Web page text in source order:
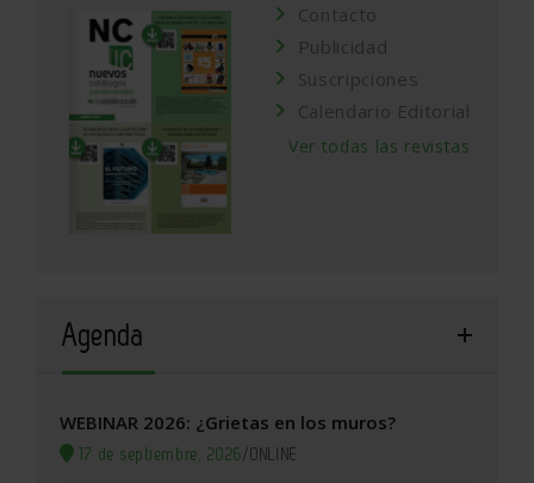
Contacto
Publicidad
Suscripciones
Calendario Editorial
Ver todas las revistas
Agenda
WEBINAR 2026: ¿Grietas en los muros?
17 de septiembre, 2026/ONLINE